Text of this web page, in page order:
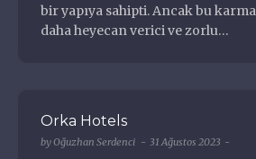
bir yapıya sahipti. Ancak bu
daha heyecan verici ve zorlu…
Orka Hotels
byOğuzhan Serdenci 31 Ağustos 2023